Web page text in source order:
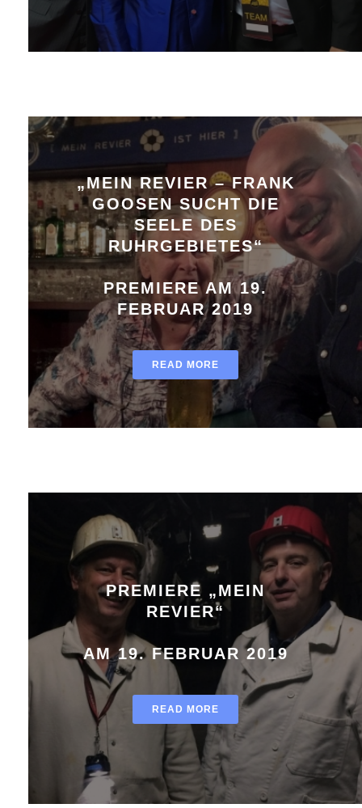
„MEIN REVIER – FRANK
GOOSEN SUCHT DIE
SEELE DES
RUHRGEBIETES“
PREMIERE AM 19.
FEBRUAR 2019
READ MORE
PREMIERE „MEIN
REVIER“
AM 19. FEBRUAR 2019
READ MORE